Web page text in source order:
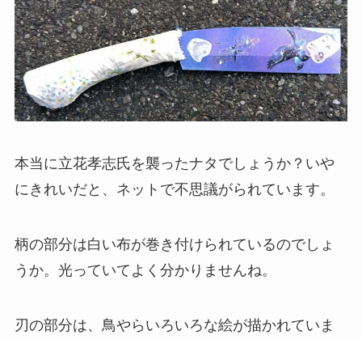
本当に立花孝志氏を襲ったナタでしょうか？いや
にきれいだと、ネットで不思議がられています。
柄の部分は白い布が巻き付けられているのでしょ
うか。光っていてよく分かりませんね。
刃の部分は、鳥やらいろいろな絵が描かれていま